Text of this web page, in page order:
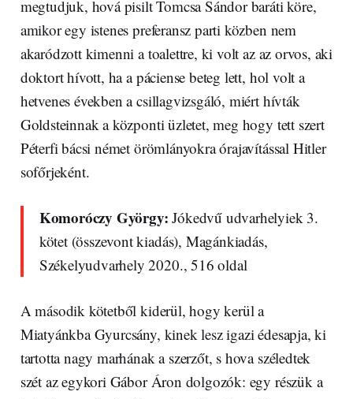
megtudjuk, hová pisilt Tomcsa Sándor baráti köre,
amikor egy istenes preferansz parti közben nem
akaródzott kimenni a toalettre, ki volt az az orvos, aki
doktort hívott, ha a páciense beteg lett, hol volt a
hetvenes években a csillagvizsgáló, miért hívták
Goldsteinnak a központi üzletet, meg hogy tett szert
Péterfi bácsi német örömlányokra órajavítással Hitler
sofőrjeként.
Komoróczy György: Jókedvű udvarhelyiek 3.
kötet (összevont kiadás), Magánkiadás,
Székelyudvarhely 2020., 516 oldal
A második kötetből kiderül, hogy kerül a
Miatyánkba Gyurcsány, kinek lesz igazi édesapja, ki
tartotta nagy marhának a szerzőt, s hova széledtek
szét az egykori Gábor Áron dolgozók: egy részük a